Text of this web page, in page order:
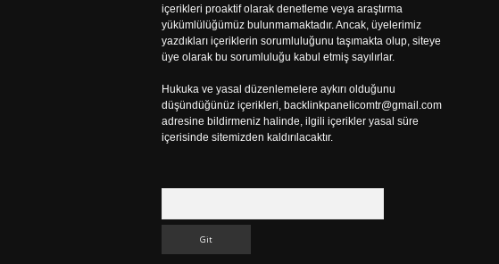
içerikleri proaktif olarak denetleme veya araştırma
yükümlülüğümüz bulunmamaktadır. Ancak, üyelerimiz
yazdıkları içeriklerin sorumluluğunu taşımakta olup, siteye
üye olarak bu sorumluluğu kabul etmiş sayılırlar.
Hukuka ve yasal düzenlemelere aykırı olduğunu
düşündüğünüz içerikleri, backlinkpanelicomtr@gmail.com
adresine bildirmeniz halinde, ilgili içerikler yasal süre
içerisinde sitemizden kaldırılacaktır.